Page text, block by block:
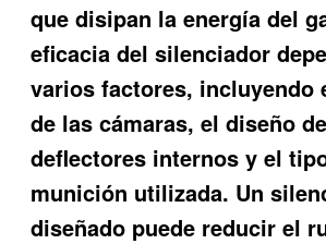
que disipan la energía del
eficacia del silenciador
varios factores, incluyendo
de las cámaras, el diseño
deflectores internos y el
munición utilizada. Un
diseñado puede reducir el